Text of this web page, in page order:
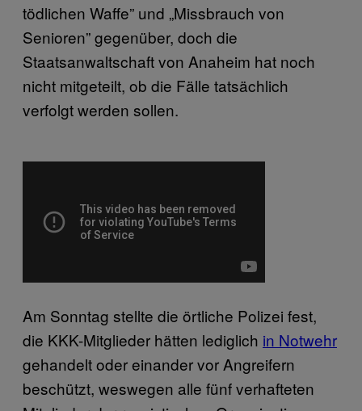
tödlichen Waffe” und „Missbrauch von
Senioren” gegenüber, doch die
Staatsanwaltschaft von Anaheim hat noch
nicht mitgeteilt, ob die Fälle tatsächlich
verfolgt werden sollen.
Am Sonntag stellte die örtliche Polizei fest,
die KKK-Mitglieder hätten lediglich in Notwehr
gehandelt oder einander vor Angreifern
beschützt, weswegen alle fünf verhafteten